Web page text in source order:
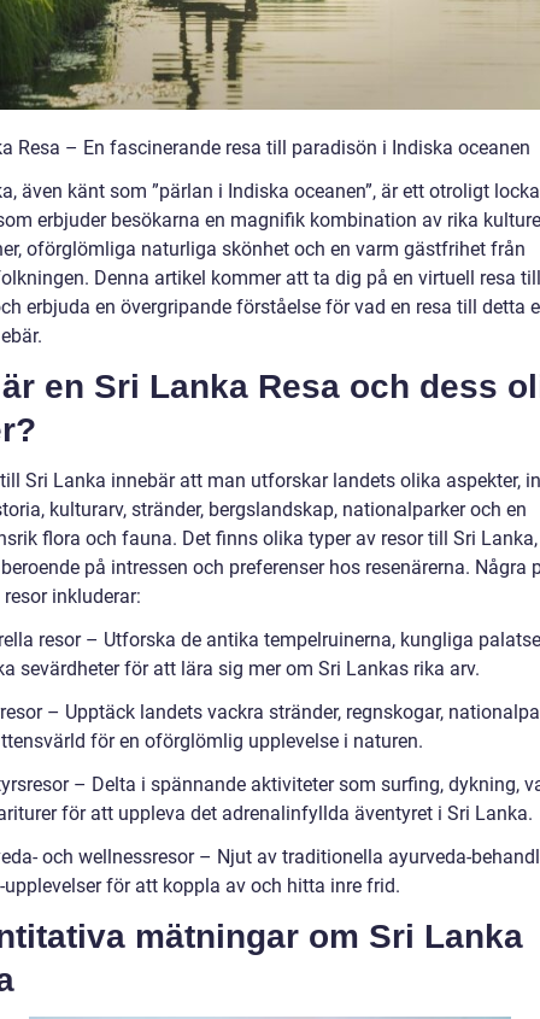
Resa – En fascinerande resa till paradisön i Indiska oceanen
även känt som ”pärlan i Indiska oceanen”, är ett otroligt
erbjuder besökarna en magnifik kombination av rika
oförglömliga naturliga skönhet och en varm gästfrihet från
Denna artikel kommer att ta dig på en virtuell resa
erbjuda en övergripande förståelse för vad en resa till detta
en Sri Lanka Resa och dess
Sri Lanka innebär att man utforskar landets olika aspekter,
kulturarv, stränder, bergslandskap, nationalparker och en
flora och fauna. Det finns olika typer av resor till Sri
på intressen och preferenser hos resenärerna. Några
inkluderar:
resor – Utforska de antika tempelruinerna, kungliga
sevärdheter för att lära sig mer om Sri Lankas rika arv.
– Upptäck landets vackra stränder, regnskogar,
för en oförglömlig upplevelse i naturen.
– Delta i spännande aktiviteter som surfing, dykning,
för att uppleva det adrenalinfyllda äventyret i Sri Lanka.
och wellnessresor – Njut av traditionella ayurveda-
upplevelser för att koppla av och hitta inre frid.
mätningar om Sri Lanka